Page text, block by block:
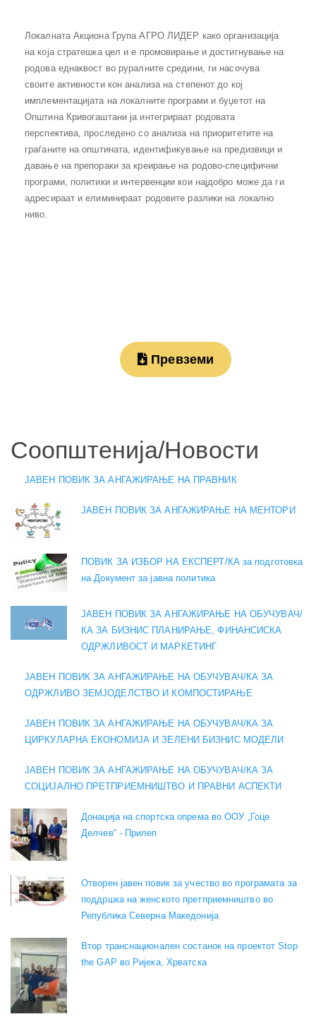
Локалната Акциона Група АГРО ЛИДЕР како организација
на која стратешка цел и е промовирање и достигнување на
родова еднаквост во руралните средини, ги насочува
своите активности кон анализа на степенот до кој
имплементацијата на локалните програми и буџетот на
Општина Кривогаштани ја интегрираат родовата
перспектива, проследено со анализа на приоритетите на
граѓаните на општината, идентификување на предизвици и
давање на препораки за креирање на родово-специфични
програми, политики и интервенции кои најдобро може да ги
адресираат и елиминираат родовите разлики на локално
ниво.
Превземи
Соопштенија/Новости
ЈАВЕН ПОВИК ЗА АНГАЖИРАЊЕ НА ПРАВНИК
ЈАВЕН ПОВИК ЗА АНГАЖИРАЊЕ НА МЕНТОРИ
ПОВИК ЗА ИЗБОР НА ЕКСПЕРТ/КА за подготовка
на Документ за јавна политика
ЈАВЕН ПОВИК ЗА АНГАЖИРАЊЕ НА ОБУЧУВАЧ/
КА ЗА БИЗНИС ПЛАНИРАЊЕ, ФИНАНСИСКА
ОДРЖЛИВОСТ И МАРКЕТИНГ
ЈАВЕН ПОВИК ЗА АНГАЖИРАЊЕ НА ОБУЧУВАЧ/КА ЗА
ОДРЖЛИВО ЗЕМЈОДЕЛСТВО И КОМПОСТИРАЊЕ
ЈАВЕН ПОВИК ЗА АНГАЖИРАЊЕ НА ОБУЧУВАЧ/КА ЗА
ЦИРКУЛАРНА ЕКОНОМИЈА И ЗЕЛЕНИ БИЗНИС МОДЕЛИ
ЈАВЕН ПОВИК ЗА АНГАЖИРАЊЕ НА ОБУЧУВАЧ/КА ЗА
СОЦИЈАЛНО ПРЕТПРИЕМНИШТВО И ПРАВНИ АСПЕКТИ
Донација на спортска опрема во ООУ „Гоце
Делчев“ - Прилеп
Отворен јавен повик за учество во програмата за
поддршка на женското претприемништво во
Република Северна Македонија
Втор транснационален состанок на проектот Stop
the GAP во Ријека, Хрватска